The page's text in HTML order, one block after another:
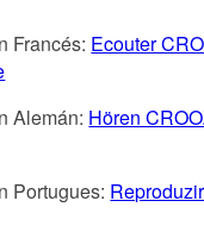
Francés: Ecouter
Alemán: Hören
Portugues: